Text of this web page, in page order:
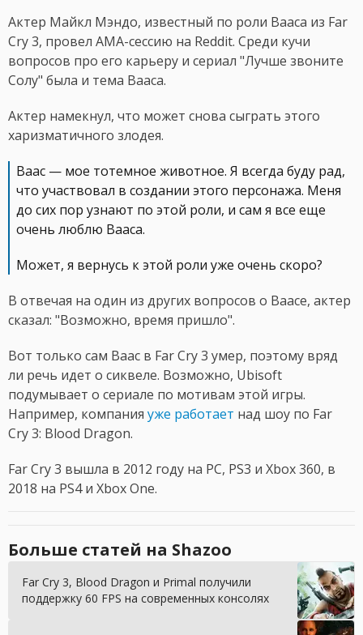
Актер Майкл Мэндо, известный по роли Вааса из Far
Cry 3, провел AMA-сессию на Reddit. Среди кучи
вопросов про eго карьеру и сериал "Лучше звоните
Солу" была и тема Вааса.
Актер намекнул, что может снова сыграть этого
харизматичного злодея.
Ваас — мое тотемное животное. Я всегда буду рад,
что участвовал в создании этого персонажа. Меня
до сих пор узнают по этой роли, и сам я все еще
очень люблю Вааса.
Может, я вернусь к этой роли уже очень скоро?
В отвечая на один из других вопросов о Ваасе, актер
сказал: "Возможно, время пришло".
Вот только сам Ваас в Far Cry 3 умер, поэтому вряд
ли речь идет о сиквеле. Возможно, Ubisoft
подумывает о сериале по мотивам этой игры.
Например, компания уже работает над шоу по Far
Cry 3: Blood Dragon.
Far Cry 3 вышла в 2012 году на PC, PS3 и Xbox 360, в
2018 на PS4 и Xbox One.
Больше статей на Shazoo
Far Cry 3, Blood Dragon и Primal получили
поддержку 60 FPS на современных консолях